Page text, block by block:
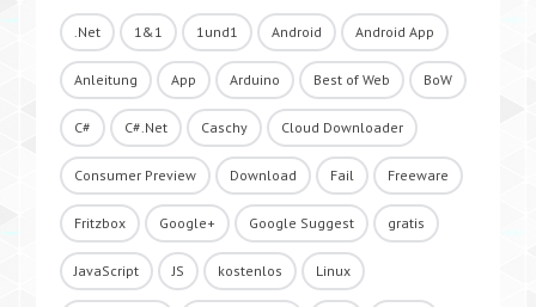
.Net 1&1 1und1 Android Android App
Anleitung App Arduino Best of Web BoW
C# C#.Net Caschy Cloud Downloader
Consumer Preview Download Fail Freeware
Fritzbox Google+ Google Suggest gratis
JavaScript JS kostenlos Linux